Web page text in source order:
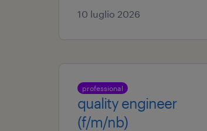
10 luglio 2026
professional
quality engineer
(f/m/nb)